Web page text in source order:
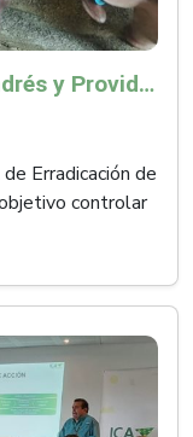
La OMSA reconoció a San Andrés y Providencia como zona libre de Peste Porcina Clásica (PPC)
Erradicación de
controlar